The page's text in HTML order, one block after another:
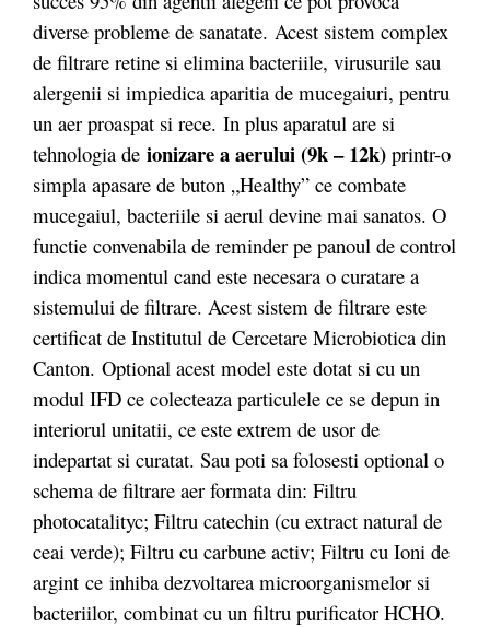
diverse probleme de sanatate. Acest sistem complex
de filtrare retine si elimina bacteriile, virusurile sau
alergenii si impiedica aparitia de mucegaiuri, pentru
un aer proaspat si rece. In plus aparatul are si
tehnologia de ionizare a aerului (9k – 12k) printr-o
simpla apasare de buton „Healthy” ce combate
mucegaiul, bacteriile si aerul devine mai sanatos. O
functie convenabila de reminder pe panoul de control
indica momentul cand este necesara o curatare a
sistemului de filtrare. Acest sistem de filtrare este
certificat de Institutul de Cercetare Microbiotica din
Canton. Optional acest model este dotat si cu un
modul IFD ce colecteaza particulele ce se depun in
interiorul unitatii, ce este extrem de usor de
indepartat si curatat. Sau poti sa folosesti optional o
schema de filtrare aer formata din: Filtru
photocatalityc; Filtru catechin (cu extract natural de
ceai verde); Filtru cu carbune activ; Filtru cu Ioni de
argint ce inhiba dezvoltarea microorganismelor si
bacteriilor, combinat cu un filtru purificator HCHO.